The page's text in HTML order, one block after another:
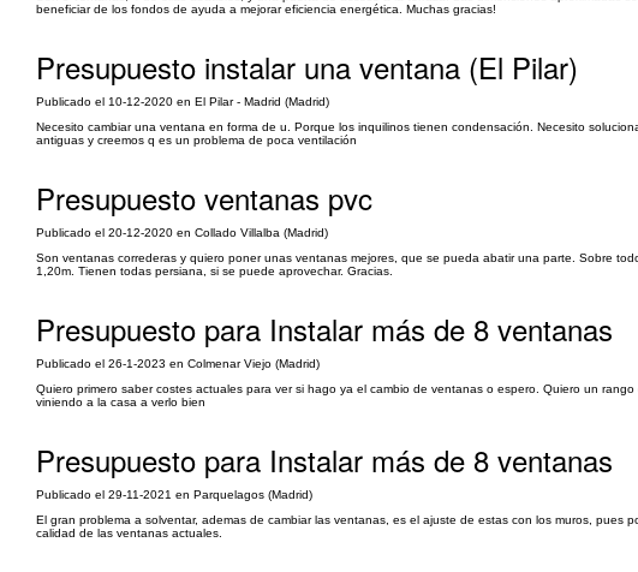
beneficiar de los fondos de ayuda a mejorar eficiencia energética. Muchas gracias!
Presupuesto instalar una ventana (El Pilar)
Publicado el 10-12-2020 en El Pilar - Madrid (Madrid)
Necesito cambiar una ventana en forma de u. Porque los inquilinos tienen condensación. Necesito
antiguas y creemos q es un problema de poca ventilación
Presupuesto ventanas pvc
Publicado el 20-12-2020 en Collado Villalba (Madrid)
Son ventanas correderas y quiero poner unas ventanas mejores, que se pueda abatir una parte. Sobre
1,20m. Tienen todas persiana, si se puede aprovechar. Gracias.
Presupuesto para Instalar más de 8 ventanas
Publicado el 26-1-2023 en Colmenar Viejo (Madrid)
Quiero primero saber costes actuales para ver si hago ya el cambio de ventanas o espero. Quiero un
viniendo a la casa a verlo bien
Presupuesto para Instalar más de 8 ventanas
Publicado el 29-11-2021 en Parquelagos (Madrid)
El gran problema a solventar, ademas de cambiar las ventanas, es el ajuste de estas con los muros, pues
calidad de las ventanas actuales.